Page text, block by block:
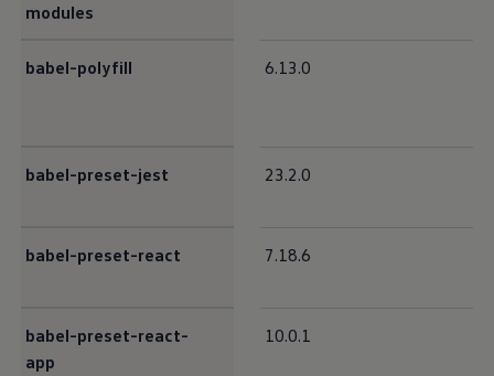
modules
babel-polyfill 6.13.0
babel-preset-jest 23.2.0
babel-preset-react 7.18.6
babel-preset-react-
app
10.0.1